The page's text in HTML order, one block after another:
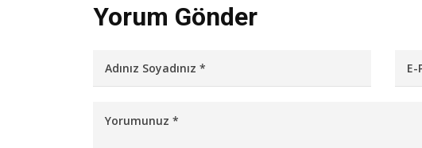
Yorum Gönder